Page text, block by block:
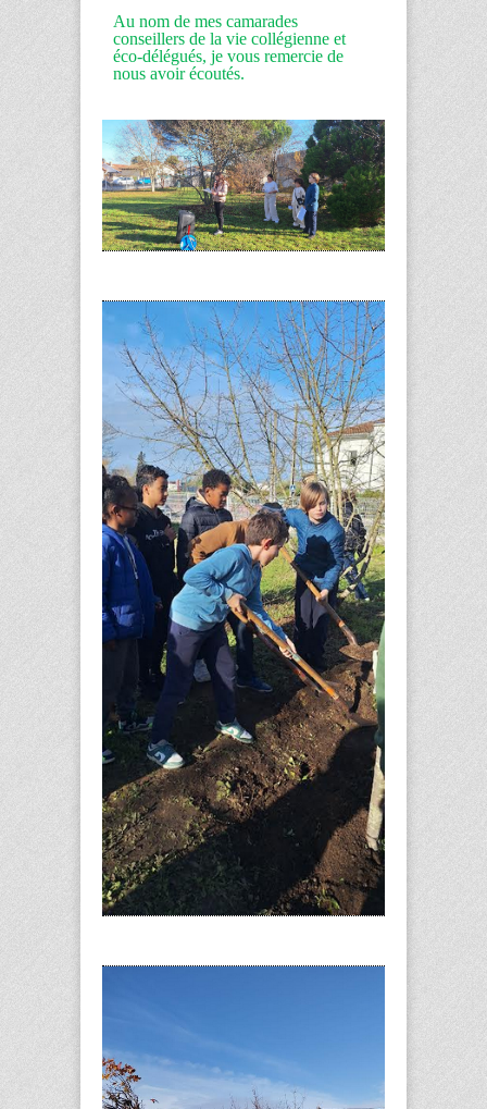
Au nom de mes camarades
conseillers de la vie collégienne et
éco-délégués, je vous remercie de
nous avoir écoutés.